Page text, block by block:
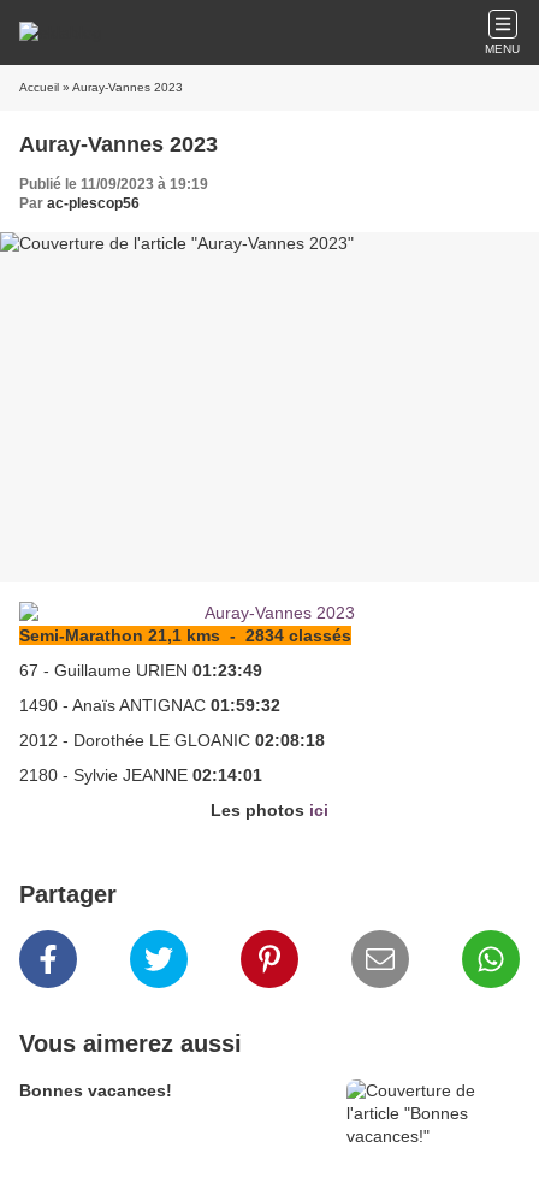
MENU
Accueil » Auray-Vannes 2023
Auray-Vannes 2023
Publié le 11/09/2023 à 19:19
Par ac-plescop56
Semi-Marathon 21,1 kms - 2834 classés
67 - Guillaume URIEN 01:23:49
1490 - Anaïs ANTIGNAC 01:59:32
2012 - Dorothée LE GLOANIC 02:08:18
2180 - Sylvie JEANNE 02:14:01
Les photos ici
Partager
Vous aimerez aussi
Bonnes vacances!